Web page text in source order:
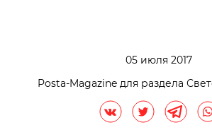
05 июля 2017
Posta-Magazine для раздела